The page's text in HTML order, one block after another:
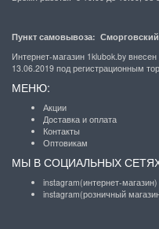
Пункт самовывоза: Сморговский
Интернет-магазин 1klubok.by
13.06.2019 под регистрационным
МЕНЮ:
Акции
Доставка и оплата
Контакты
Оптовикам
МЫ В СОЦИАЛЬНЫХ
instagram(интернет-магазин)
instagram(розничный